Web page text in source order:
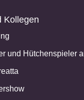
Kollegen
und Hütchenspieler